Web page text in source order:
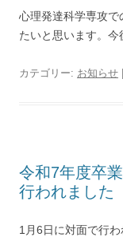
心理発達科学専攻で
たいと思います。今
カテゴリー: お知らせ
令和7年度卒
行われました
1月6日に対面で行